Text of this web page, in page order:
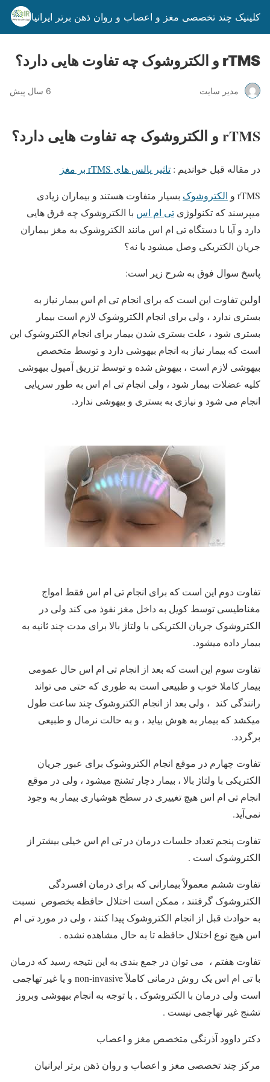
کلینیک چند تخصصی مغز و اعصاب و روان ذهن برتر ایرانیان
rTMS و الکتروشوک چه تفاوت هایی دارد؟
مدیر سایت 6 سال پیش
rTMS و الکتروشوک چه تفاوت هایی دارد؟
در مقاله قبل خواندیم : تاثیر پالس های rTMS بر مغز
rTMS و الکتروشوک بسیار متفاوت هستند و بیماران زیادی
میپرسند که تکنولوژی تی ام اس با الکتروشوک چه فرق هایی
دارد و آیا با دستگاه تی ام اس مانند الکتروشوک به مغز بیماران
جریان الکتریکی وصل میشود یا نه؟
پاسخ سوال فوق به شرح زیر است:
اولین تفاوت این است که برای انجام تی ام اس بیمار نیاز به
بستری ندارد ، ولی برای انجام الکتروشوک لازم است بیمار
بستری شود ، علت بستری شدن بیمار برای انجام الکتروشوک این
است که بیمار نیاز به انجام بیهوشی دارد و توسط متخصص
بیهوشی لازم است ، بیهوش شده و توسط تزریق آمپول بیهوشی
کلیه عضلات بیمار شود ، ولی انجام تی ام اس به طور سرپایی
انجام می شود و نیازی به بستری و بیهوشی ندارد.
تفاوت دوم این است که برای انجام تی ام اس فقط امواج
مغناطیسی توسط کویل به داخل مغز نفوذ می کند ولی در
الکتروشوک جریان الکتریکی با ولتاژ بالا برای مدت چند ثانیه به
بیمار داده میشود.
تفاوت سوم این است که بعد از انجام تی ام اس حال عمومی
بیمار کاملا خوب و طبیعی است به طوری که حتی می تواند
رانندگی کند ، ولی بعد از انجام الکتروشوک چند ساعت طول
میکشد که بیمار به هوش بیاید ، و به حالت نرمال و طبیعی
برگردد.
تفاوت چهارم در موقع انجام الکتروشوک برای عبور جریان
الکتریکی با ولتاژ بالا ، بیمار دچار تشنج میشود ، ولی در موقع
انجام تی ام اس هیچ تغییری در سطح هوشیاری بیمار به وجود
نمی‌آید.
تفاوت پنجم تعداد جلسات درمان در تی ام اس خیلی بیشتر از
الکتروشوک است .
تفاوت ششم معمولاً بیمارانی که برای درمان افسردگی
الکتروشوک گرفتند ، ممکن است اختلال حافظه بخصوص نسبت
به حوادث قبل از انجام الکتروشوک پیدا کنند ، ولی در مورد تی ام
اس هیچ نوع اختلال حافظه تا به حال مشاهده نشده .
تفاوت هفتم ، می توان در جمع بندی به این نتیجه رسید که درمان
با تی ام اس یک روش درمانی کاملاً non-invasive و یا غیر تهاجمی
است ولی درمان با الکتروشوک , با توجه به انجام بیهوشی وبروز
تشنج غیر تهاجمی نیست .
دکتر داوود آذرنگی متخصص مغز و اعصاب
مرکز چند تخصصی مغز و اعصاب و روان ذهن برتر ایرانیان